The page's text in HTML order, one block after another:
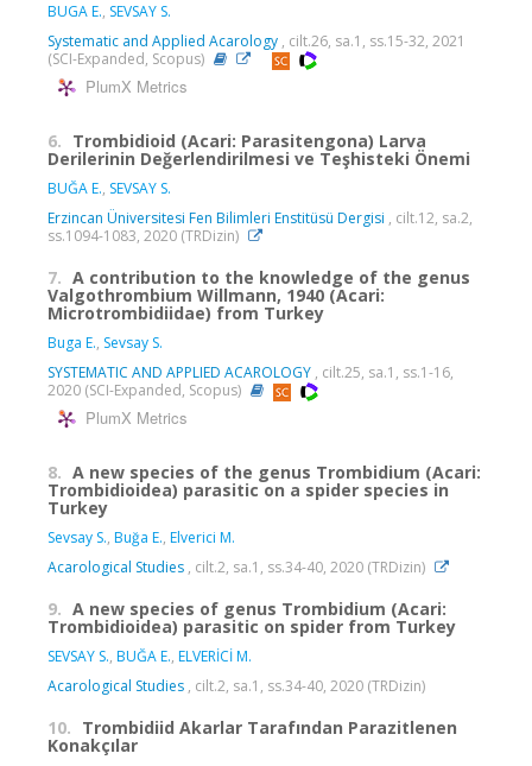
BUGA E., SEVSAY S.
Systematic and Applied Acarology , cilt.26, sa.1, ss.15-32, 2021
(SCI-Expanded, Scopus)
PlumX Metrics
6. Trombidioid (Acari: Parasitengona) Larva
Derilerinin Değerlendirilmesi ve Teşhisteki Önemi
BUĞA E., SEVSAY S.
Erzincan Üniversitesi Fen Bilimleri Enstitüsü Dergisi , cilt.12, sa.2,
ss.1094-1083, 2020 (TRDizin)
7. A contribution to the knowledge of the genus
Valgothrombium Willmann, 1940 (Acari:
Microtrombidiidae) from Turkey
Buga E., Sevsay S.
SYSTEMATIC AND APPLIED ACAROLOGY , cilt.25, sa.1, ss.1-16,
2020 (SCI-Expanded, Scopus)
PlumX Metrics
8. A new species of the genus Trombidium (Acari:
Trombidioidea) parasitic on a spider species in
Turkey
Sevsay S., Buğa E., Elverici M.
Acarological Studies , cilt.2, sa.1, ss.34-40, 2020 (TRDizin)
9. A new species of genus Trombidium (Acari:
Trombidioidea) parasitic on spider from Turkey
SEVSAY S., BUĞA E., ELVERİCİ M.
Acarological Studies , cilt.2, sa.1, ss.34-40, 2020 (TRDizin)
10. Trombidiid Akarlar Tarafından Parazitlenen
Konakçılar